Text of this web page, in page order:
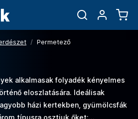
/ Permetező
alkalmasak folyadék kényelmes
eloszlatására. Ideálisak
házi kertekben, gyümölcsfák
típusra osztjuk őket:…